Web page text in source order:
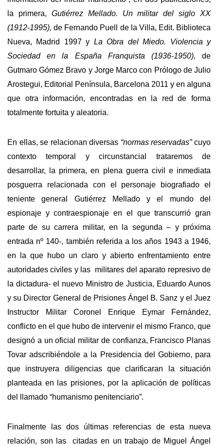
la primera, Gutiérrez Mellado. Un militar del siglo XX
(1912-1995),de Fernando Puell de la Villa, Edit. Biblioteca
Nueva, Madrid 1997 y La Obra del Miedo. Violencia y
Sociedad en la España Franquista (1936-1950), de
Gutmaro Gómez Bravo y Jorge Marco con Prólogo de Julio
Arostegui, Editorial Península, Barcelona 2011 y en alguna
que otra información, encontradas en la red de forma
totalmente fortuita y aleatoria.
En ellas, se relacionan diversas “normas reservadas”cuyo
contexto temporal y circunstancial trataremos de
desarrollar, la primera, en plena guerra civil e inmediata
posguerra relacionada con el personaje biografiado el
teniente general Gutiérrez Mellado y el mundo del
espionaje y contraespionaje en el que transcurrió gran
parte de su carrera militar, en la segunda – y próxima
entrada nº 140-, también referida a los años 1943 a 1946,
en la que hubo un claro y abierto enfrentamiento entre
autoridades civiles y las militares del aparato represivo de
la dictadura- el nuevo Ministro de Justicia, Eduardo Aunos
y su Director General de Prisiones Ángel B. Sanz y el Juez
Instructor Militar Coronel Enrique Eymar Fernández,
conflicto en el que hubo de intervenir el mismo Franco, que
designó a un oficial militar de confianza, Francisco Planas
Tovar adscribiéndole a la Presidencia del Gobierno, para
que instruyera diligencias que clarificaran la situación
planteada en las prisiones, por la aplicación de políticas
del llamado “humanismo penitenciario”.
Finalmente las dos últimas referencias de esta nueva
relación, son las citadas en un trabajo de Miguel Ángel